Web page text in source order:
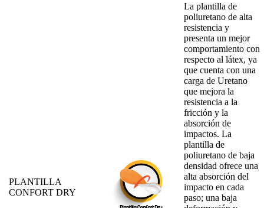
PLANTILLA
CONFORT DRY
La plantilla de
poliuretano de alta
resistencia y
presenta un mejor
comportamiento con
respecto al látex, ya
que cuenta con una
carga de Uretano
que mejora la
resistencia a la
fricción y la
absorción de
impactos. La
plantilla de
poliuretano de baja
densidad ofrece una
alta absorción del
impacto en cada
paso; una baja